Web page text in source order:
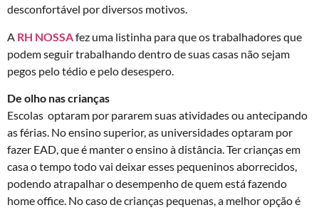
desconfortável por diversos motivos.
A RH NOSSAfez uma listinha para que os trabalhadores que
podem seguir trabalhando dentro de suas casas não sejam
pegos pelo tédio e pelo desespero.
De olho nas crianças
Escolas optaram por pararem suas atividades ou antecipando
as férias. No ensino superior, as universidades optaram por
fazer EAD, que é manter o ensino à distância. Ter crianças em
casa o tempo todo vai deixar esses pequeninos aborrecidos,
podendo atrapalhar o desempenho de quem está fazendo
home office. No caso de crianças pequenas, a melhor opção é